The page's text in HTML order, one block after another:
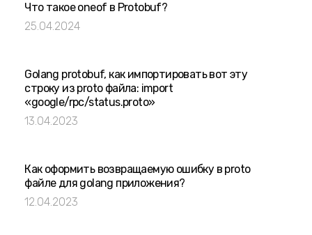
Что такое oneof в Protobuf?
25.04.2024
Golang protobuf, как импортировать вот эту
строку из proto файла: import
«google/rpc/status.proto»
13.04.2023
Как оформить возвращаемую ошибку в proto
файле для golang приложения?
12.04.2023